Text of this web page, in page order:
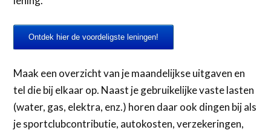
Ontdek hier de voordeligste leningen!
Maak een overzicht van je maandelijkse uitgaven en
tel die bij elkaar op. Naast je gebruikelijke vaste lasten
(water, gas, elektra, enz.) horen daar ook dingen bij als
je sportclubcontributie, autokosten, verzekeringen,